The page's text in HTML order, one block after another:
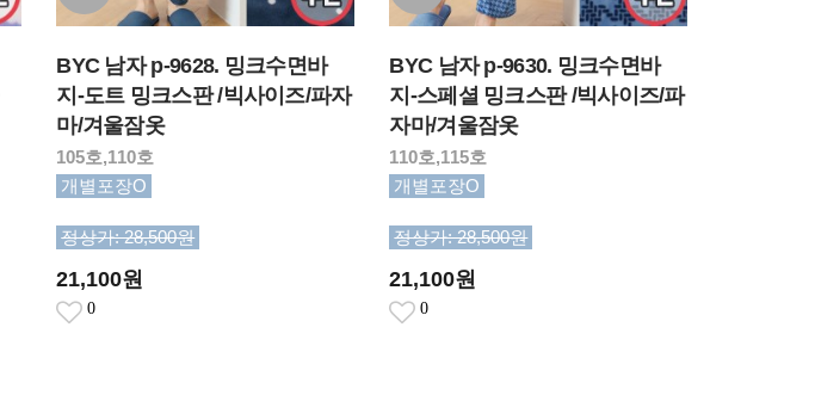
BYC 남자 p-9628. 밍크수면바
지-도트 밍크스판 /빅사이즈/파자
마/겨울잠옷
105호,110호
개별포장O
정상가: 28,500원
21,100원
0
BYC 남자 p-9630. 밍크수면바
지-스페셜 밍크스판 /빅사이즈/파
자마/겨울잠옷
110호,115호
개별포장O
정상가: 28,500원
21,100원
0